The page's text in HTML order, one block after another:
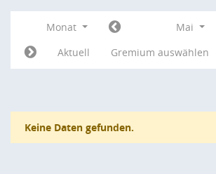
Monat Mai
Aktuell
Gremium auswählen
Keine Daten gefunden.